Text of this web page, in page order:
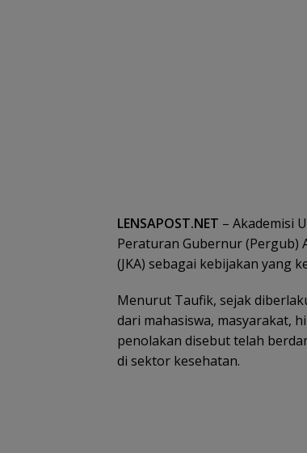
LENSAPOST.NET – Akademisi
Peraturan Gubernur (Pergub)
(JKA) sebagai kebijakan yang
Menurut Taufik, sejak
dari mahasiswa, masyarakat,
penolakan disebut telah
di sektor kesehatan.